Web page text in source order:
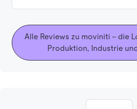
Alle Reviews zu moviniti - die
Produktion, Industrie